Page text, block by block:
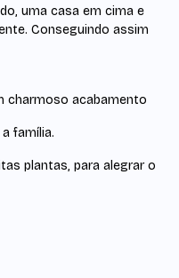
uma casa em cima e
Conseguindo assim
charmoso acabamento
família.
plantas, para alegrar o